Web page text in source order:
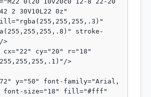
2 30V10L22 0z"
stroke-
>
>
font-size="18" fill="#fff"